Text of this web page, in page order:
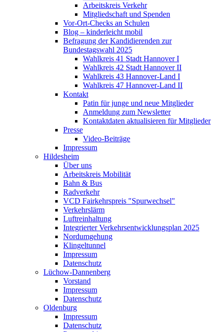
Arbeitskreis Verkehr
Mitgliedschaft und Spenden
Vor-Ort-Checks an Schulen
Blog – kinderleicht mobil
Befragung der Kandidierenden zur
Bundestagswahl 2025
Wahlkreis 41 Stadt Hannover I
Wahlkreis 42 Stadt Hannover II
Wahlkreis 43 Hannover-Land I
Wahlkreis 47 Hannover-Land II
Kontakt
Patin für junge und neue Mitglieder
Anmeldung zum Newsletter
Kontaktdaten aktualisieren für Mitglieder
Presse
Video-Beiträge
Impressum
Hildesheim
Über uns
Arbeitskreis Mobilität
Bahn & Bus
Radverkehr
VCD Fairkehrspreis "Spurwechsel"
Verkehrslärm
Luftreinhaltung
Integrierter Verkehrsentwicklungsplan 2025
Nordumgehung
Klingeltunnel
Impressum
Datenschutz
Lüchow-Dannenberg
Vorstand
Impressum
Datenschutz
Oldenburg
Impressum
Datenschutz